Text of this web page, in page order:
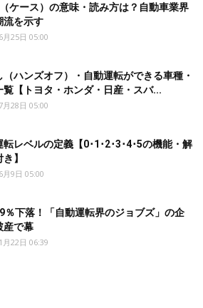
ケース）の意味・読み方は？自動車業界
流を示す
月25日 05:00
（ハンズオフ）・自動運転ができる車種・
覧【トヨタ・ホンダ・日産・スバ...
月28日 05:00
転レベルの定義【0･1･2･3･4･5の機能・解
】
月9日 05:00
％下落！「自動運転界のジョブズ」の企
産で幕
月22日 06:39